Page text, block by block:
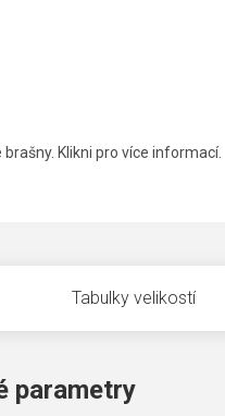
Klikni pro více informací.
Tabulky velikostí
parametry